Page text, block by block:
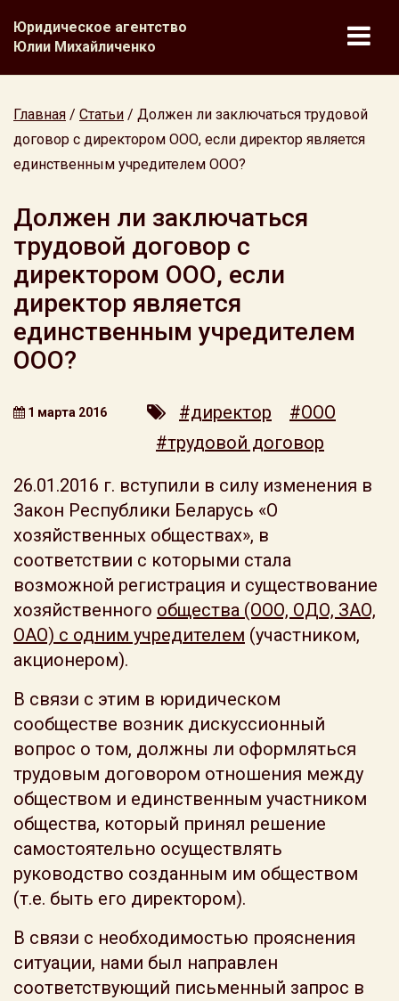
Юридическое агентство
Юлии Михайличенко
Главная / Статьи / Должен ли заключаться трудовой
договор с директором ООО, если директор является
единственным учредителем ООО?
Должен ли заключаться
трудовой договор с
директором ООО, если
директор является
единственным учредителем
ООО?
1 марта 2016 #директор
#ООО
#трудовой договор
26.01.2016 г. вступили в силу изменения в
Закон Республики Беларусь «О
хозяйственных обществах», в
соответствии с которыми стала
возможной регистрация и существование
хозяйственного общества (ООО, ОДО, ЗАО,
ОАО) с одним учредителем (участником,
акционером).
В связи с этим в юридическом
сообществе возник дискуссионный
вопрос о том, должны ли оформляться
трудовым договором отношения между
обществом и единственным участником
общества, который принял решение
самостоятельно осуществлять
руководство созданным им обществом
(т.е. быть его директором).
В связи с необходимостью прояснения
ситуации, нами был направлен
соответствующий письменный запрос в